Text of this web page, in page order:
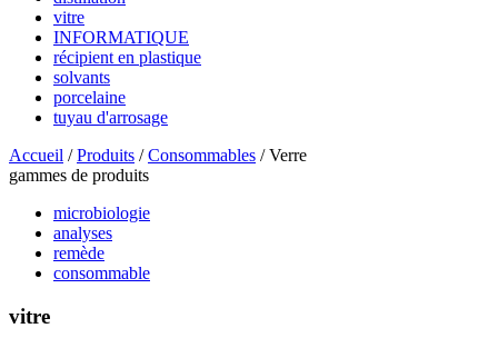
vitre
INFORMATIQUE
récipient en plastique
solvants
porcelaine
tuyau d'arrosage
Accueil /Produits /Consommables / Verre
gammes de produits
microbiologie
analyses
remède
consommable
vitre